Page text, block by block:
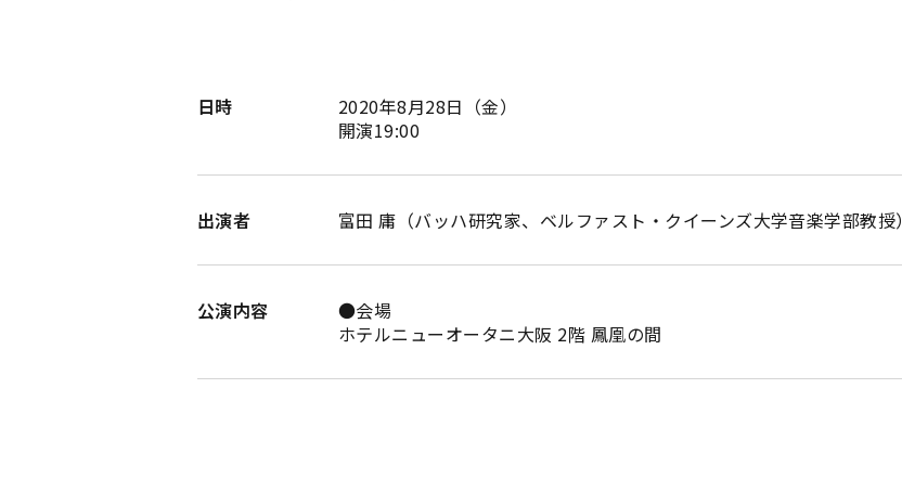
日時
2020年8月28日（金）
開演19:00
出演者 富田 庸（バッハ研究家、ベルファスト・クイーンズ大学音楽学部教授）
公演内容
●会場
ホテルニューオータニ大阪 2階 鳳凰の間